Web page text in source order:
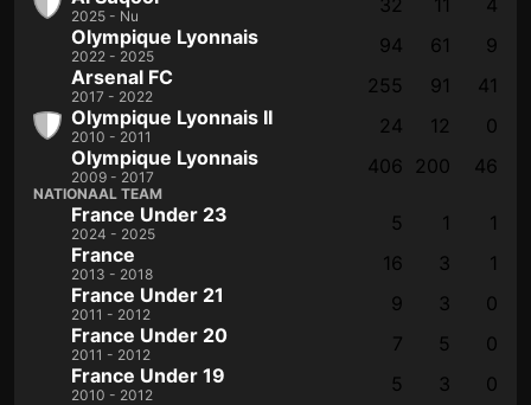
2025 - Nu 32 11
4
Olympique Lyonnais
2022 - 2025 94 61
9
Arsenal FC
2017 - 2022 255 91
41
Olympique Lyonnais II
2010 - 2011 24 12
0
Olympique Lyonnais
2009 - 2017 406 200 46
NATIONAAL TEAM
France Under 23
2024 - 2025 5 1
1
France
2013 - 2018 16 3
1
France Under 21
2011 - 2012 9 3
0
France Under 20
2011 - 2012 7 5
0
France Under 19
2010 - 2012 5 3 0